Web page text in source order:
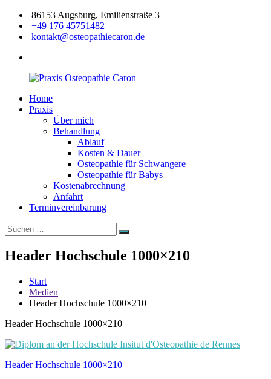
Zum
Inhalt
springen
86153 Augsburg, Emilienstraße 3
+49 176 45751482
kontakt@osteopathiecaron.de
Praxis
Osteopathie
Zertifizierte
Osteopathin
Home
Praxis
Über mich
Behandlung
Ablauf
Kosten & Dauer
Osteopathie für Schwangere
Osteopathie für Babys
Kostenabrechnung
Anfahrt
Terminvereinbarung
Suchen
nach:
Suchen
Header Hochschule 1000×210
Start
Medien
Header Hochschule 1000×210
Header Hochschule 1000×210
Beitragsnavigation
Header Hochschule 1000×210